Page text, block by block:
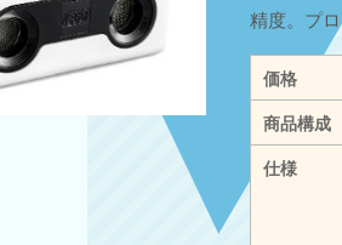
精度。プ
価格
商品構成
仕様